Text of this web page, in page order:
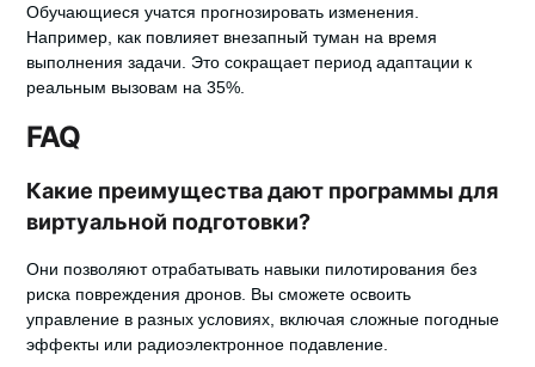
Обучающиеся учатся прогнозировать изменения.
Например, как повлияет внезапный туман на время
выполнения задачи. Это сокращает период адаптации к
реальным вызовам на 35%.
FAQ
Какие преимущества дают программы для
виртуальной подготовки?
Они позволяют отрабатывать навыки пилотирования без
риска повреждения дронов. Вы сможете освоить
управление в разных условиях, включая сложные погодные
эффекты или радиоэлектронное подавление.